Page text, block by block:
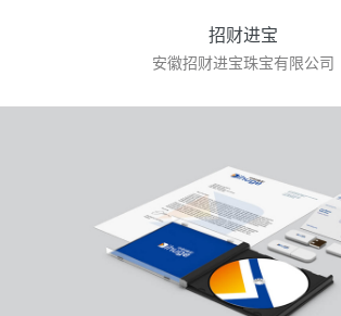
招财进宝
安徽招财进宝珠宝有限公司